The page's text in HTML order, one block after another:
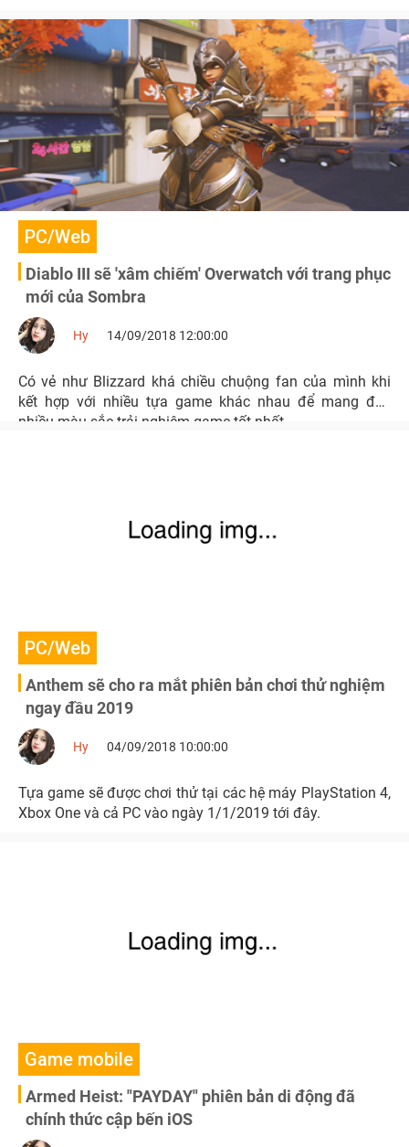
PC/Web
Diablo III sẽ 'xâm chiếm' Overwatch với trang phục
mới của Sombra
Hy 14/09/2018 12:00:00
Có vẻ như Blizzard khá chiều chuộng fan của mình khi
kết hợp với nhiều tựa game khác nhau để mang đến
nhiều màu sắc trải nghiệm game tốt nhất.
PC/Web
Anthem sẽ cho ra mắt phiên bản chơi thử nghiệm
ngay đầu 2019
Hy 04/09/2018 10:00:00
Tựa game sẽ được chơi thử tại các hệ máy PlayStation 4,
Xbox One và cả PC vào ngày 1/1/2019 tới đây.
Game mobile
Armed Heist: "PAYDAY" phiên bản di động đã
chính thức cập bến iOS